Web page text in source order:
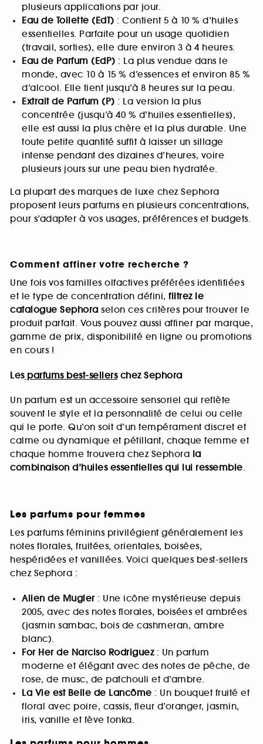
plusieurs applications par jour.
Eau de Toilette (EdT) : Contient 5 à 10 % d’huiles
essentielles. Parfaite pour un usage quotidien
(travail, sorties), elle dure environ 3 à 4 heures.
Eau de Parfum (EdP) : La plus vendue dans le
monde, avec 10 à 15 % d’essences et environ 85 %
d’alcool. Elle tient jusqu’à 8 heures sur la peau.
Extrait de Parfum (P) : La version la plus
concentrée (jusqu’à 40 % d’huiles essentielles),
elle est aussi la plus chère et la plus durable. Une
toute petite quantité suffit à laisser un sillage
intense pendant des dizaines d’heures, voire
plusieurs jours sur une peau bien hydratée.
La plupart des marques de luxe chez Sephora
proposent leurs parfums en plusieurs concentrations,
pour s’adapter à vos usages, préférences et budgets.
Comment affiner votre recherche ?
Une fois vos familles olfactives préférées identifiées
et le type de concentration défini, filtrez le
catalogue Sephora selon ces critères pour trouver le
produit parfait. Vous pouvez aussi affiner par marque,
gamme de prix, disponibilité en ligne ou promotions
en cours !
Lesparfums best-sellerschez Sephora
Un parfum est un accessoire sensoriel qui reflète
souvent le style et la personnalité de celui ou celle
qui le porte. Qu’on soit d’un tempérament discret et
calme ou dynamique et pétillant, chaque femme et
chaque homme trouvera chez Sephora la
combinaison d’huiles essentielles qui lui ressemble.
Les parfums pour femmes
Les parfums féminins privilégient généralement les
notes florales, fruitées, orientales, boisées,
hespéridées et vanillées. Voici quelques best-sellers
chez Sephora :
Alien de Mugler: Une icône mystérieuse depuis
2005, avec des notes florales, boisées et ambrées
(jasmin sambac, bois de cashmeran, ambre
blanc).
For Her de Narciso Rodriguez: Un parfum
moderne et élégant avec des notes de pêche, de
rose, de musc, de patchouli et d’ambre.
La Vie est Belle de Lancôme : Un bouquet fruité et
floral avec poire, cassis, fleur d’oranger, jasmin,
iris, vanille et fève tonka.